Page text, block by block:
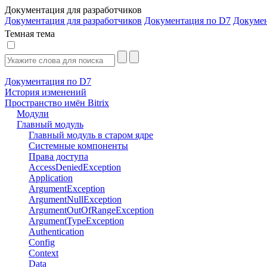
Документация для разработчиков
Документация для разработчиков Документация по D7
Темная тема
Документация по D7
История изменений
Пространство имён Bitrix
Модули
Главный модуль
Главный модуль в старом ядре
Системные компоненты
Права доступа
AccessDeniedException
Application
ArgumentException
ArgumentNullException
ArgumentOutOfRangeException
ArgumentTypeException
Authentication
Config
Context
Data